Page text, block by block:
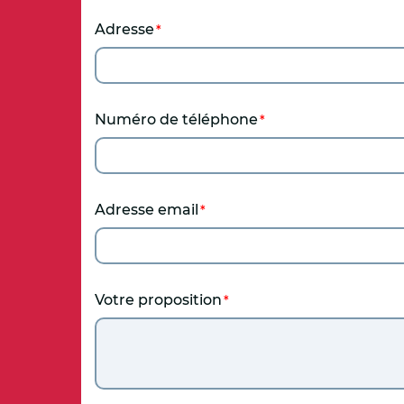
A
r
i
a
n
e
Adresse
Numéro de téléphone
Adresse email
Votre proposition